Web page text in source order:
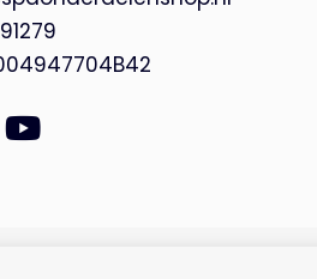
2026 – De Vespa Garage |